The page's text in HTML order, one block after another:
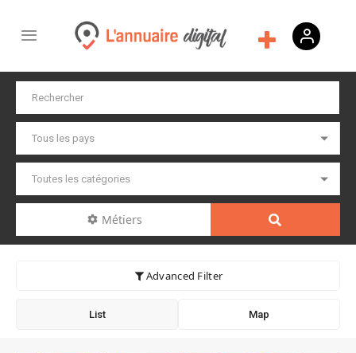
Métiers
Advanced Filter
List Map